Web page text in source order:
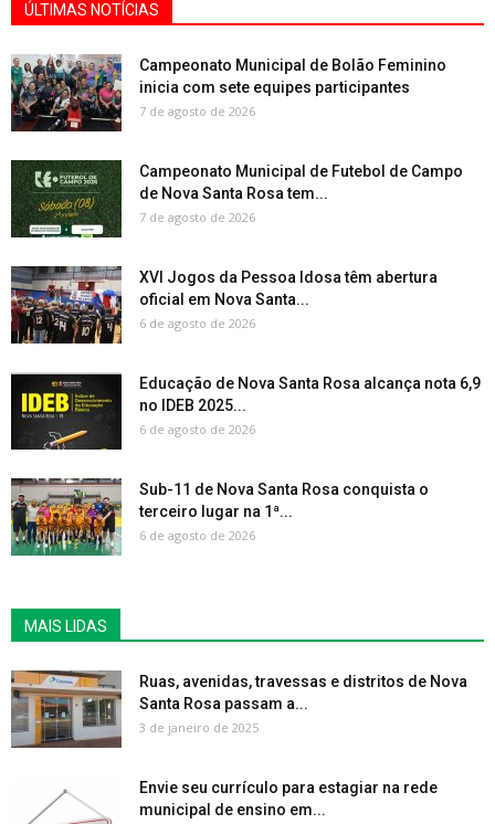
ÚLTIMAS NOTÍCIAS
Campeonato Municipal de Bolão Feminino
inicia com sete equipes participantes
7 de agosto de 2026
Campeonato Municipal de Futebol de Campo
de Nova Santa Rosa tem...
7 de agosto de 2026
XVI Jogos da Pessoa Idosa têm abertura
oficial em Nova Santa...
6 de agosto de 2026
Educação de Nova Santa Rosa alcança nota 6,9
no IDEB 2025...
6 de agosto de 2026
Sub-11 de Nova Santa Rosa conquista o
terceiro lugar na 1ª...
6 de agosto de 2026
MAIS LIDAS
Ruas, avenidas, travessas e distritos de Nova
Santa Rosa passam a...
3 de janeiro de 2025
Envie seu currículo para estagiar na rede
municipal de ensino em...